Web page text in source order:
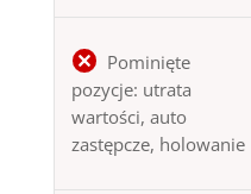
Pominięte
pozycje: utrata
wartości, auto
zastępcze, holowanie